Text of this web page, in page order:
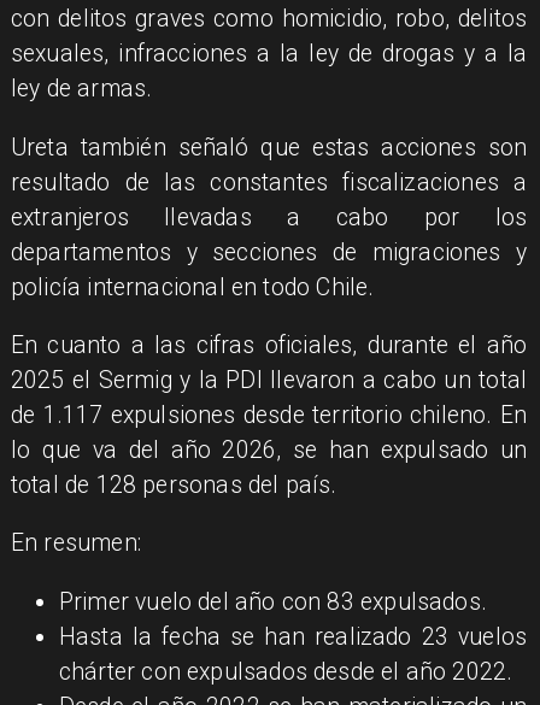
con delitos graves como homicidio, robo, delitos
sexuales, infracciones a la ley de drogas y a la
ley de armas.
Ureta también señaló que estas acciones son
resultado de las constantes fiscalizaciones a
extranjeros llevadas a cabo por los
departamentos y secciones de migraciones y
policía internacional en todo Chile.
En cuanto a las cifras oficiales, durante el año
2025 el Sermig y la PDI llevaron a cabo un total
de 1.117 expulsiones desde territorio chileno. En
lo que va del año 2026, se han expulsado un
total de 128 personas del país.
En resumen:
Primer vuelo del año con 83 expulsados.
Hasta la fecha se han realizado 23 vuelos
chárter con expulsados desde el año 2022.